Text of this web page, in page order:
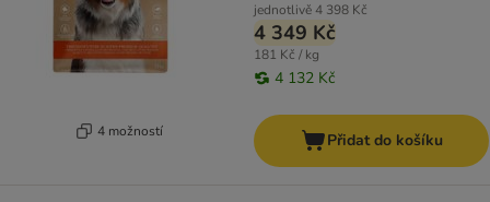
4 možností
jednotlivě4 398 Kč
4 349 Kč
181 Kč / kg
4 132 Kč
Přidat do košíku